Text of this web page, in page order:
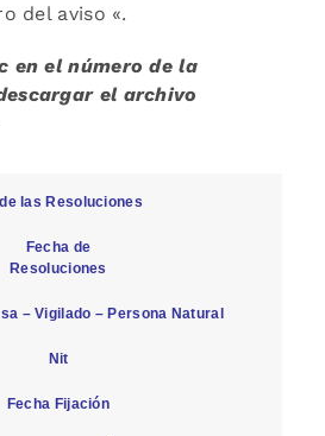
del aviso «.
en el número de la
el archivo
las Resoluciones
Fecha de
Resoluciones
– Vigilado – Persona Natural
Nit
Fecha Fijación